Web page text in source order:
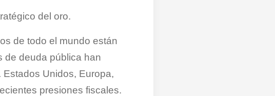
del oro.
de todo el mundo están
de deuda pública han
Unidos, Europa,
presiones fiscales.